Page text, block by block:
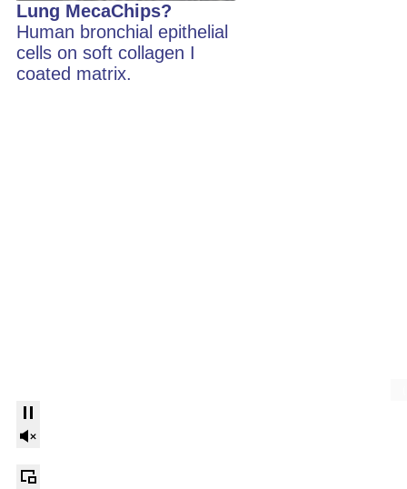
Lung MecaChips?
Human bronchial epithelial
cells on soft collagen I
coated matrix.